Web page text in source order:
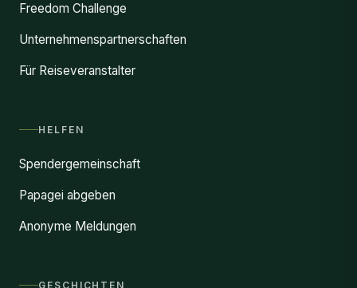
Freedom Challenge
Unternehmenspartnerschaften
Für Reiseveranstalter
HELFEN
Spendergemeinschaft
Papagei abgeben
Anonyme Meldungen
GESCHICHTEN